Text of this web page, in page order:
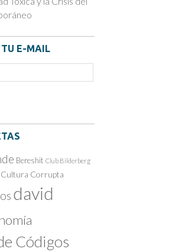
TU E-MAIL
Bereshit Club Bilderberg
Cultura Corrupta
david
Códigos